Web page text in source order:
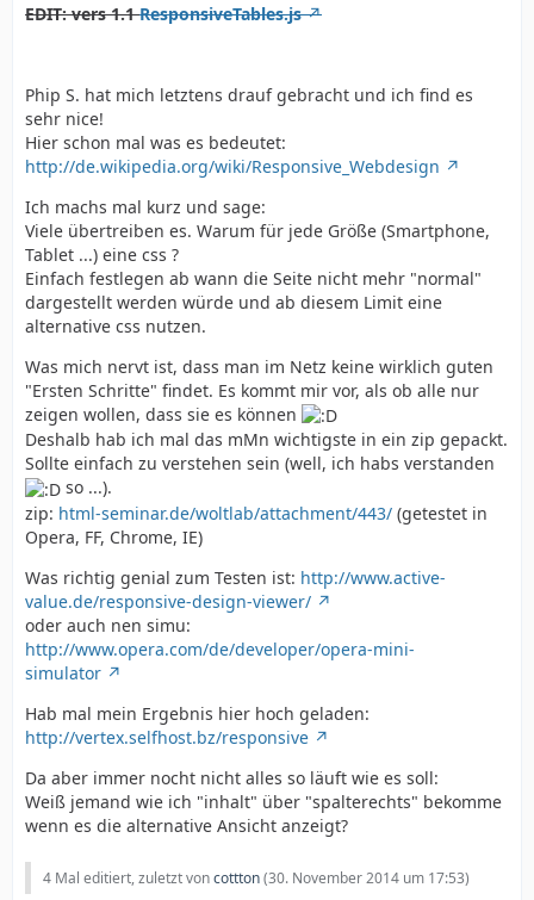
EDIT: vers 1.1ResponsiveTables.js
Phip S. hat mich letztens drauf gebracht und ich find es
sehr nice!
Hier schon mal was es bedeutet:
http://de.wikipedia.org/wiki/Responsive_Webdesign
Ich machs mal kurz und sage:
Viele übertreiben es. Warum für jede Größe (Smartphone,
Tablet ...) eine css ?
Einfach festlegen ab wann die Seite nicht mehr "normal"
dargestellt werden würde und ab diesem Limit eine
alternative css nutzen.
Was mich nervt ist, dass man im Netz keine wirklich guten
"Ersten Schritte" findet. Es kommt mir vor, als ob alle nur
zeigen wollen, dass sie es können
Deshalb hab ich mal das mMn wichtigste in ein zip gepackt.
Sollte einfach zu verstehen sein (well, ich habs verstanden
so ...).
zip: html-seminar.de/woltlab/attachment/443/ (getestet in
Opera, FF, Chrome, IE)
Was richtig genial zum Testen ist: http://www.active-
value.de/responsive-design-viewer/
oder auch nen simu:
http://www.opera.com/de/developer/opera-mini-
simulator
Hab mal mein Ergebnis hier hoch geladen:
http://vertex.selfhost.bz/responsive
Da aber immer nocht nicht alles so läuft wie es soll:
Weiß jemand wie ich "inhalt" über "spalterechts" bekomme
wenn es die alternative Ansicht anzeigt?
4 Mal editiert, zuletzt voncottton(30. November 2014 um 17:53)